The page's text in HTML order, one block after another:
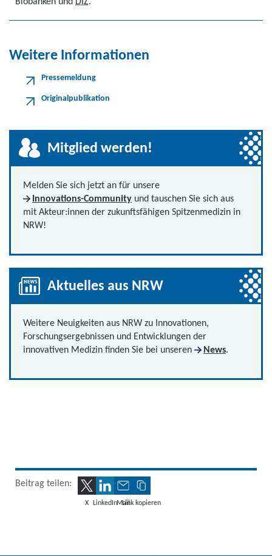
Weitere Informationen
Pressemeldung
Originalpublikation
Mitglied werden!
Melden Sie sich jetzt an für unsere
Innovations-Community und tauschen Sie sich aus
mit Akteur:innen der zukunftsfähigen Spitzenmedizin in
NRW!
Aktuelles aus NRW
Weitere Neuigkeiten aus NRW zu Innovationen,
Forschungsergebnissen und Entwicklungen der
innovativen Medizin finden Sie bei unseren
News.
Beitrag teilen:
X LinkedInMailLink kopieren